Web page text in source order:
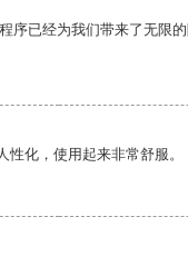
序已经为我们带来了无限
性化，使用起来非常舒服。